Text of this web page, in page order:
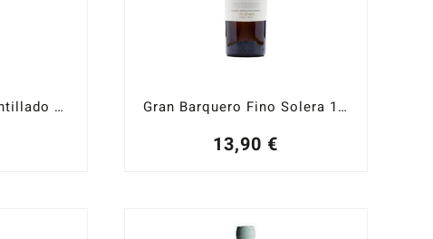
Gran Barquero Amontillado Solera 25 años Gran Barquero Fino Solera 10 años
13,90€